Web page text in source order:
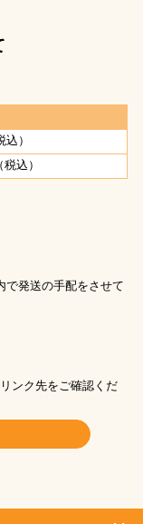
）
込）
で発送の手配をさせて
ンク先をご確認くだ